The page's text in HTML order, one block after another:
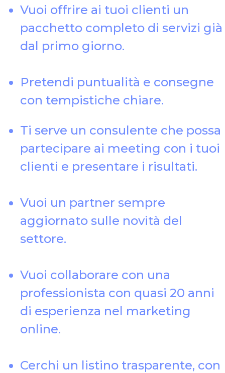
Vuoi offrire ai tuoi clienti un
pacchetto completo di servizi già
dal primo giorno.
Pretendi puntualità e consegne
con tempistiche chiare.
Ti serve un consulente che possa
partecipare ai meeting con i tuoi
clienti e presentare i risultati.
Vuoi un partner sempre
aggiornato sulle novità del
settore.
Vuoi collaborare con una
professionista con quasi 20 anni
di esperienza nel marketing
online.
Cerchi un listino trasparente, con